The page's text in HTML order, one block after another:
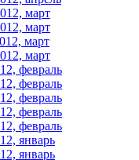
март
март
март
март
февраль
февраль
февраль
февраль
февраль
январь
январь